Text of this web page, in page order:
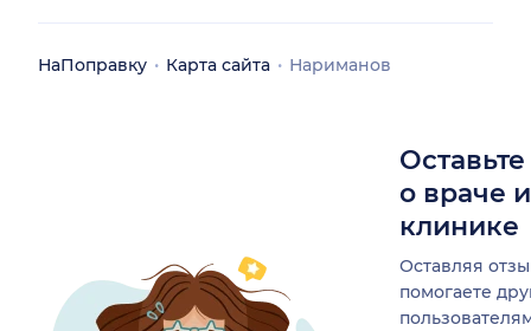
НаПоправку Карта сайта Нариманов
о враче
клинике
Оставляя
помогаете